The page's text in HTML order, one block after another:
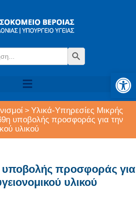
Search Button
> Υλικά-Υπηρεσίες Μικρής
υποβολής προσφοράς για την
υλικού
προσφοράς για
υλικού